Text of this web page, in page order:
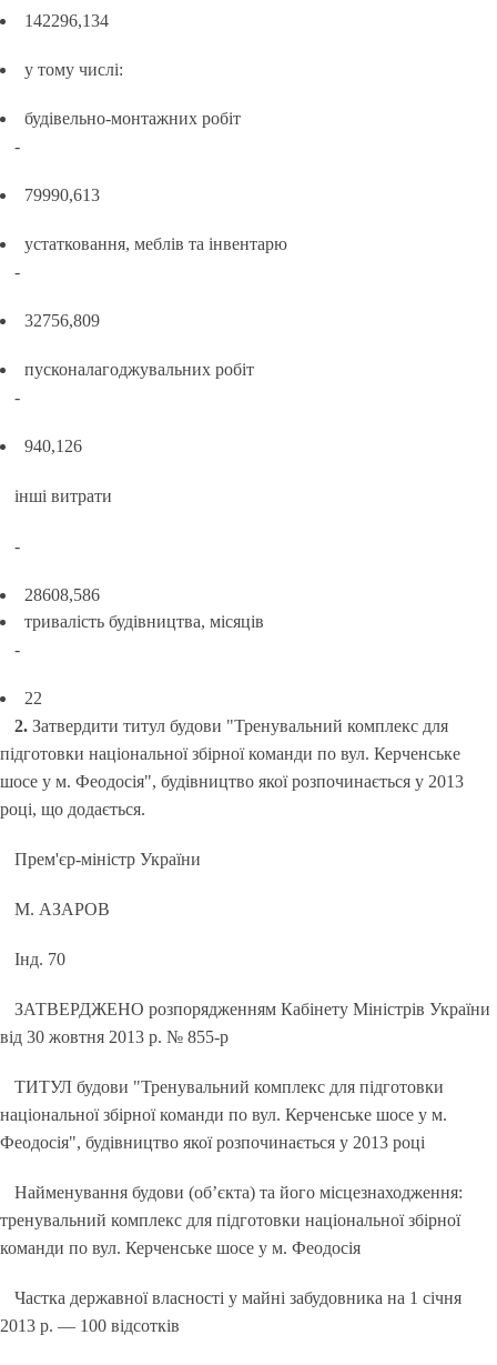
142296,134
у тому числі:
будівельно-монтажних робіт
-
79990,613
устатковання, меблів та інвентарю
-
32756,809
пусконалагоджувальних робіт
-
940,126
інші витрати
-
28608,586
тривалість будівництва, місяців
-
22
2. Затвердити титул будови "Тренувальний комплекс для
підготовки національної збірної команди по вул. Керченське
шосе у м. Феодосія", будівництво якої розпочинається у 2013
році, що додається.
Прем'єр-міністр України
М. АЗАРОВ
Інд. 70
ЗАТВЕРДЖЕНО розпорядженням Кабінету Міністрів України
від 30 жовтня 2013 р. № 855-р
ТИТУЛ будови "Тренувальний комплекс для підготовки
національної збірної команди по вул. Керченське шосе у м.
Феодосія", будівництво якої розпочинається у 2013 році
Найменування будови (об’єкта) та його місцезнаходження:
тренувальний комплекс для підготовки національної збірної
команди по вул. Керченське шосе у м. Феодосія
Частка державної власності у майні забудовника на 1 січня
2013 р. — 100 відсотків